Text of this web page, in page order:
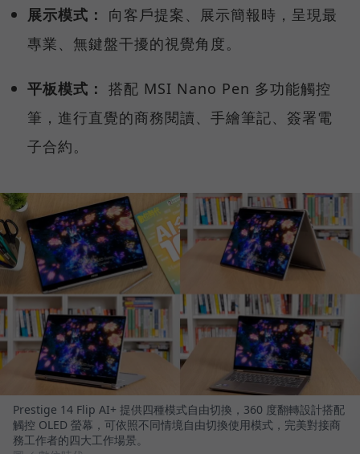
展示模式：
向客戶提案、展示簡報時，呈現最
專業、無鍵盤干擾的視覺角度。
平板模式： 搭配 MSI Nano Pen 多功能觸控
筆，進行直覺的商務閱讀、手繪筆記、簽署電
子合約。
Prestige 14 Flip AI+ 提供四種模式自由切換，360 度翻轉設計搭配
觸控 OLED 螢幕，可依照不同情境自由切換使用模式，完美對接商
務工作者的四大工作場景。